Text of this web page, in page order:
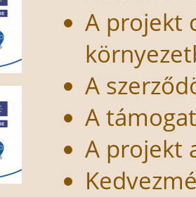
A projekt
A
A
A projekt